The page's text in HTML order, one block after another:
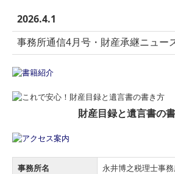
2026.4.1
事務所通信4月号・財産承継ニュー
財産目録と遺言書の
事務所名 永井博之税理士事